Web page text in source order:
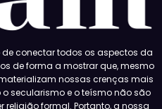
conectar todos os aspectos da
de forma a mostrar que, mesmo
nossas crenças mais
secularismo e o teísmo não são
formal. Portanto, a nossa